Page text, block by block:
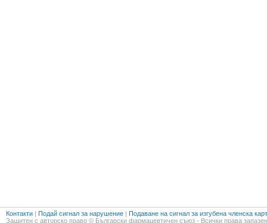
Контакти | Подай сигнал за нарушение | Подаване на сигнал за изгубена членска
Защитен с авторско право © Български фармацевтичен съюз - Всички права